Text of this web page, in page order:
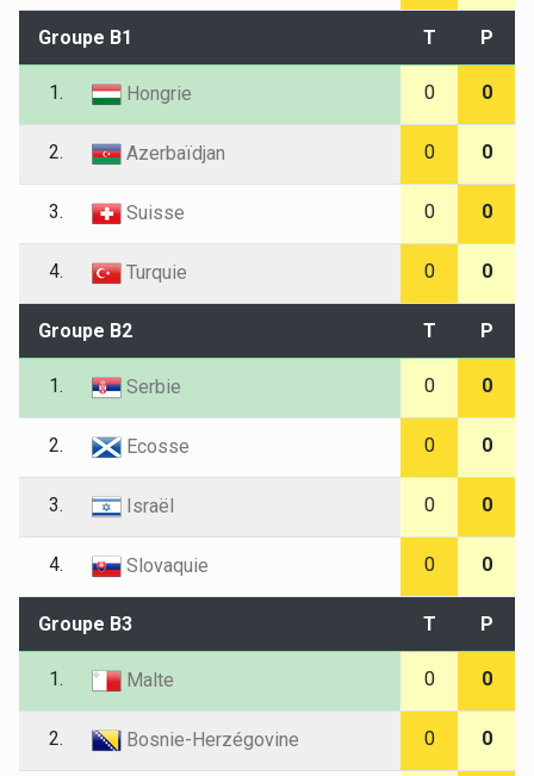
Groupe B1 T P
1. Hongrie 0 0
2. Azerbaïdjan 0 0
3. Suisse 0 0
4. Turquie 0 0
Groupe B2 T P
1. Serbie 0 0
2. Ecosse 0 0
3. Israël 0 0
4. Slovaquie 0 0
Groupe B3 T P
1. Malte 0 0
2. Bosnie-Herzégovine 0 0